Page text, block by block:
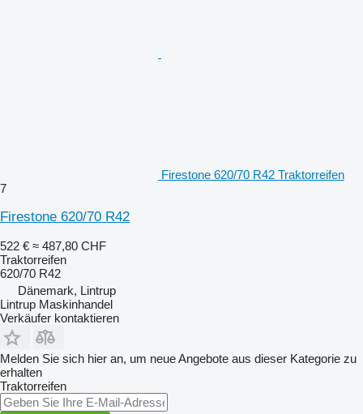
Firestone 620/70 R42 Traktorreifen
7
Firestone 620/70 R42
522 € ≈ 487,80 CHF
Traktorreifen
620/70 R42
Dänemark, Lintrup
Lintrup Maskinhandel
Verkäufer kontaktieren
Melden Sie sich hier an, um neue Angebote aus dieser Kategorie zu
erhalten
Traktorreifen